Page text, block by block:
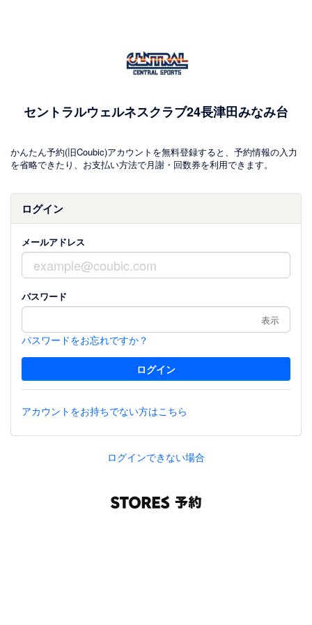
セントラルウェルネスクラブ24長津田みなみ台
かんたん予約(旧Coubic)アカウントを無料登録すると、予約情報の入力
を省略できたり、お支払い方法で月謝・回数券を利用できます。
ログイン
メールアドレス
パスワード
表示
パスワードをお忘れですか？
アカウントをお持ちでない方はこちら
ログインできない場合